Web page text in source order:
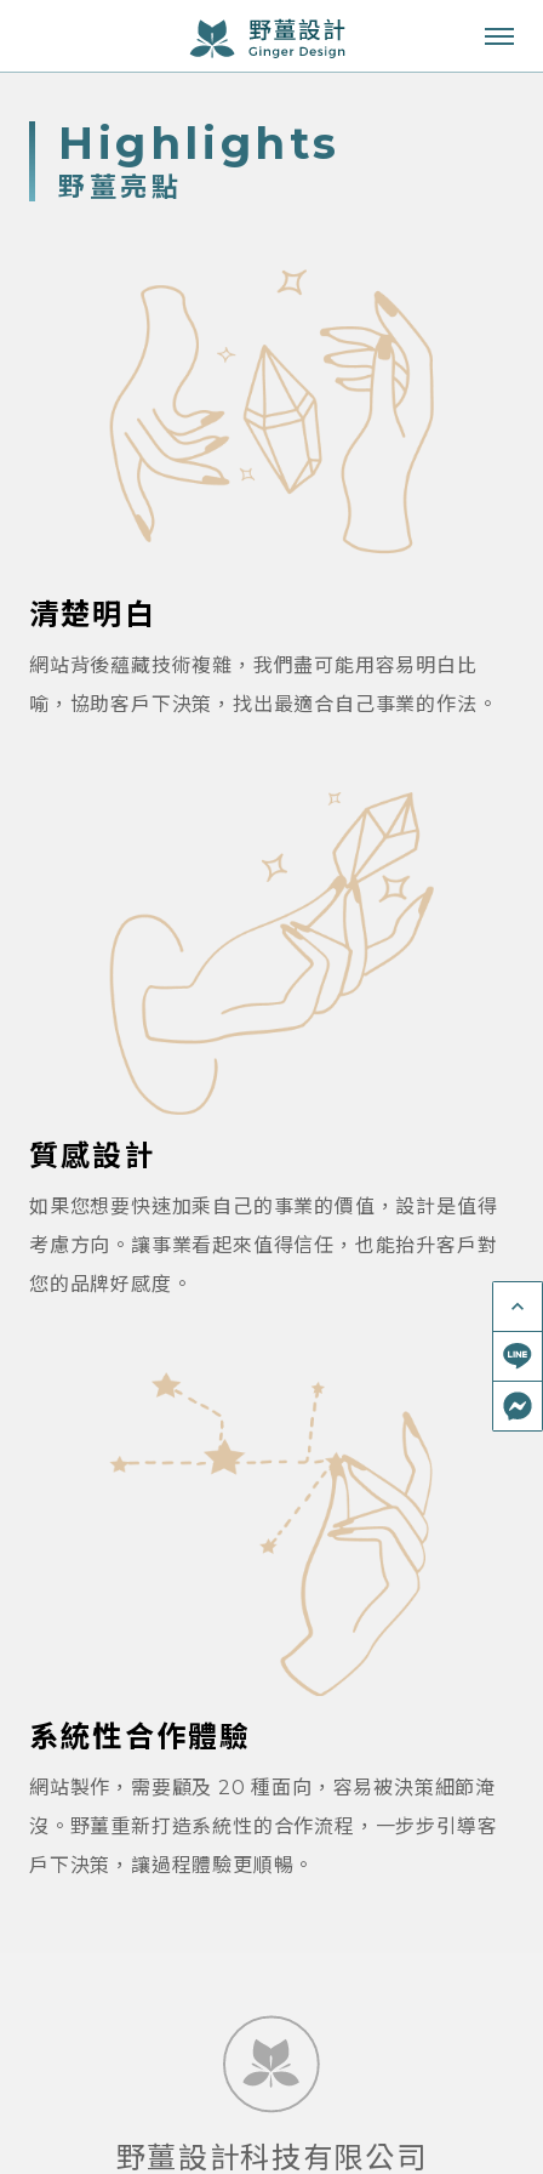
服務項目
關於我們
highlights
野薑亮點
清楚明白
網站背後蘊藏技術複雜，我們盡可能用容易明白比
喻，協助客戶下決策，找出最適合自己事業的作法。
質感設計
如果您想要快速加乘自己的事業的價值，設計是值得
考慮方向。讓事業看起來值得信任，也能抬升客戶對
您的品牌好感度。
系統性合作體驗
網站製作，需要顧及 20 種面向，容易被決策細節淹
沒。野薑重新打造系統性的合作流程，一步步引導客
戶下決策，讓過程體驗更順暢。
野薑設計科技有限公司
keyboard_arrow_up